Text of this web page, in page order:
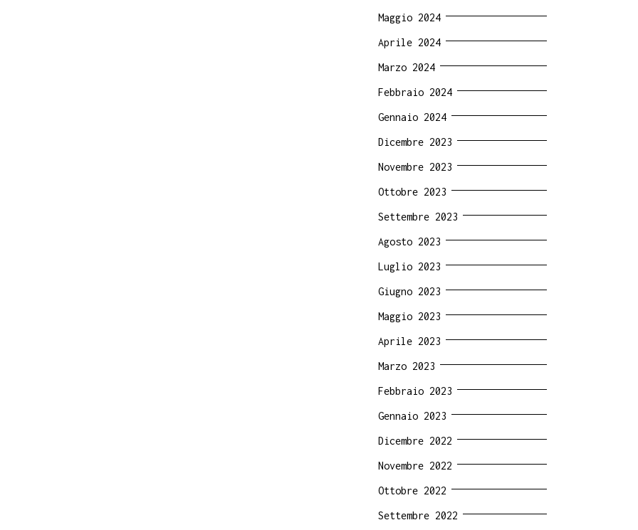
Maggio 2024
Aprile 2024
Marzo 2024
Febbraio 2024
Gennaio 2024
Dicembre 2023
Novembre 2023
Ottobre 2023
Settembre 2023
Agosto 2023
Luglio 2023
Giugno 2023
Maggio 2023
Aprile 2023
Marzo 2023
Febbraio 2023
Gennaio 2023
Dicembre 2022
Novembre 2022
Ottobre 2022
Settembre 2022